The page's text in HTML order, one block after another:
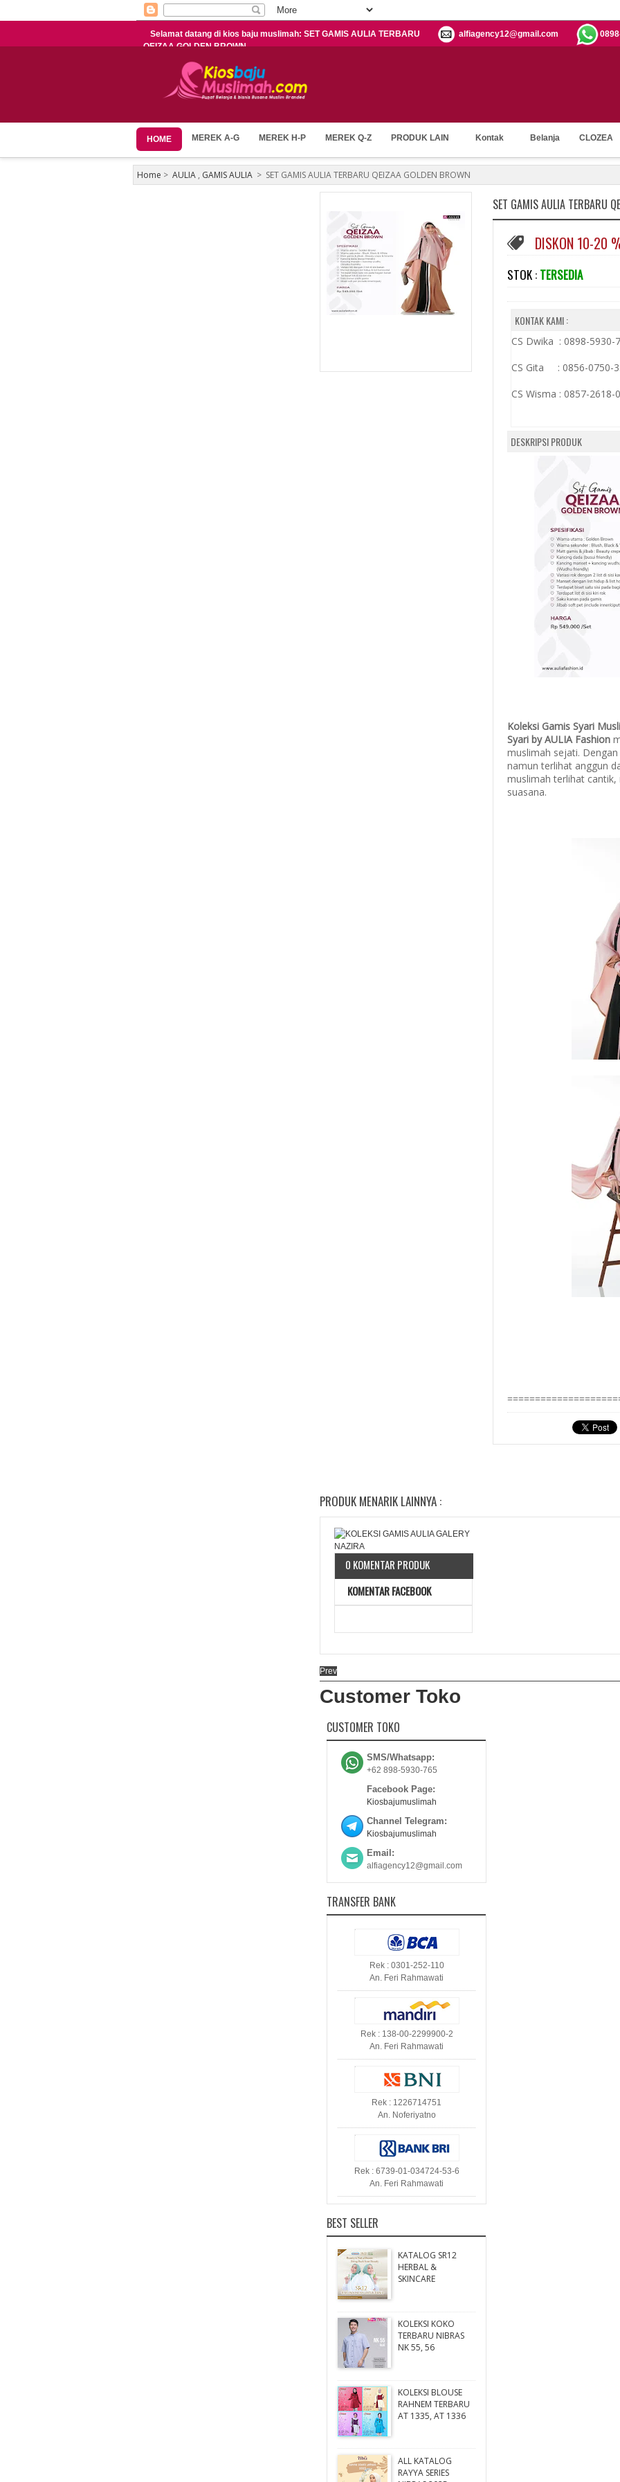
Selamat datang di kios baju muslimah: SET GAMIS AULIA TERBARU
QEIZAA GOLDEN BROWN
alfiagency12@gmail.com
HOME MEREK A-G MEREK H-P MEREK Q-Z PRODUK LAIN Kontak Belanja CLOZEA
Home > AULIA , GAMIS AULIA > SET GAMIS AULIA TERBARU QEIZAA GOLDEN BROWN
SET GAMIS AULIA TERBARU
DISKON 10-20
STOK : TERSEDIA
KONTAK KAMI :
CS Dwika : 0898-5930-
CS Gita : 0856-0750-
CS Wisma : 0857-2618-
DESKRIPSI PRODUK
Koleksi Gamis Syari
Syari by AULIA Fashion
muslimah sejati.
namun terlihat anggun
muslimah terlihat cantik,
suasana.
PRODUK MENARIK LAINNYA :
0 KOMENTAR PRODUK
KOMENTAR FACEBOOK
Prev
Customer Toko
CUSTOMER TOKO
SMS/Whatsapp:
+62 898-5930-765
Facebook Page:
Kiosbajumuslimah
Channel Telegram:
Kiosbajumuslimah
Email:
alfiagency12@gmail.com
TRANSFER BANK
Rek : 0301-252-110
An. Feri Rahmawati
Rek : 138-00-2299900-2
An. Feri Rahmawati
Rek : 1226714751
An. Noferiyatno
Rek : 6739-01-034724-53-6
An. Feri Rahmawati
BEST SELLER
KATALOG SR12
HERBAL &
SKINCARE
KOLEKSI KOKO
TERBARU NIBRAS
NK 55, 56
KOLEKSI BLOUSE
RAHNEM TERBARU
AT 1335, AT 1336
ALL KATALOG
RAYYA SERIES